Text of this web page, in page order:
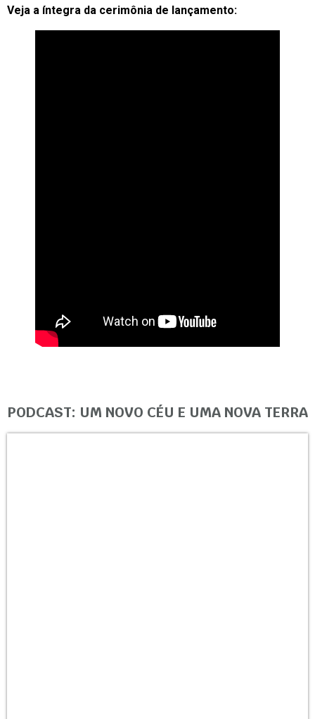
Veja a íntegra da cerimônia de lançamento:
PODCAST: UM NOVO CÉU E UMA NOVA TERRA